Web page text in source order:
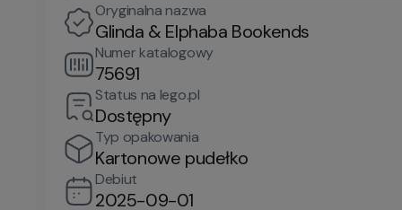
Oryginalna nazwa
Glinda & Elphaba Bookends
Numer katalogowy
75691
Status na lego.pl
Dostępny
Typ opakowania
Kartonowe pudełko
Debiut
2025-09-01